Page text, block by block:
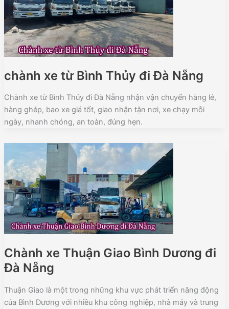
chành xe từ Bình Thủy đi Đà Nẵng
Chành xe từ Bình Thủy đi Đà Nẵng nhận vận chuyển hàng lẻ,
hàng ghép, bao xe giá tốt, giao nhận tận nơi, xe chạy mỗi
ngày, nhanh chóng, an toàn, đúng hẹn.
Chành xe Thuận Giao Bình Dương đi
Đà Nẵng
Thuận Giao là một trong những khu vực phát triển năng động
của Bình Dương với nhiều khu công nghiệp, nhà máy và trung